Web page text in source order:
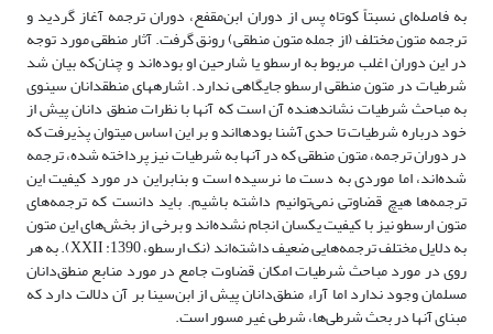
به فاصله‌ای نسبتاً کوتاه پس از دوران ابن‌مقفع، دوران ترجمه آغاز گردید و
ترجمه متون مختلف (از جمله متون منطقی) رونق گرفت. آثار منطقی مورد توجه
در این دوران اغلب مربوط به ارسطو یا شارحین او بوده‌اند و چنان‌که بیان شد
شرطیات در متون منطقی ارسطو جایگاهی ندارد. اشاره­های منطقدانان سینوی
به مباحث شرطیات نشان­دهنده آن است که آن­ها با نظرات منطق دانان پیش از
خود درباره شرطیات تا حدی آشنا بوده­ااند و بر این اساس می­توان پذیرفت که
در دوران ترجمه، متون منطقی که در آن­ها به شرطیات نیز پرداخته شده، ترجمه
شده‌اند، اما موردی به دست ما نرسیده است و بنابراین در مورد کیفیت این
ترجمه‌ها هیچ قضاوتی نمی‌توانیم داشته باشیم. باید دانست که ترجمه‌های
متون ارسطو نیز با کیفیت یکسان انجام نشده‌اند و برخی از بخش‌های این متون
به دلایل مختلف ترجمه‌هایی ضعیف داشته‌اند (نک ارسطو، 1390: XXII). به هر
روی در مورد مباحث شرطیات امکان قضاوت جامع در مورد منابع منطق‌دانان
مسلمان وجود ندارد اما آراء منطق‌دانان پیش از ابن‌سینا بر آن دلالت دارد که
مبنای آنها در بحث شرطی‌ها، شرطی غیر مسور است.